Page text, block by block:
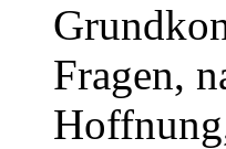
Fragen,